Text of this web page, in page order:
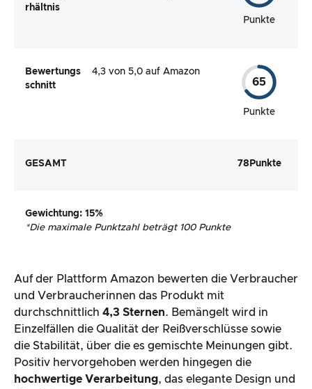
rhältnis
Punkte
Bewertungs
schnitt
4,3 von 5,0 auf Amazon
65
Punkte
GESAMT 78 Punkte
Gewichtung: 15%
*Die maximale Punktzahl beträgt 100 Punkte
Auf der Plattform Amazon bewerten die Verbraucher
und Verbraucherinnen das Produkt mit
durchschnittlich 4,3 Sternen. Bemängelt wird in
Einzelfällen die Qualität der Reißverschlüsse sowie
die Stabilität, über die es gemischte Meinungen gibt.
Positiv hervorgehoben werden hingegen die
hochwertige Verarbeitung, das elegante Design und